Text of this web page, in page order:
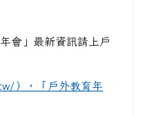
會」最新資訊請上戶
），「戶外教育年